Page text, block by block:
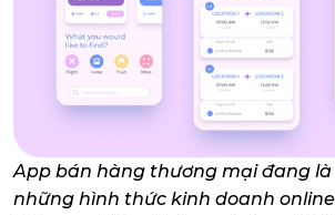
App bán hàng thương mại đang
những hình thức kinh doanh